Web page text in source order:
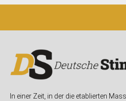
In einer Zeit, in der die etablierten